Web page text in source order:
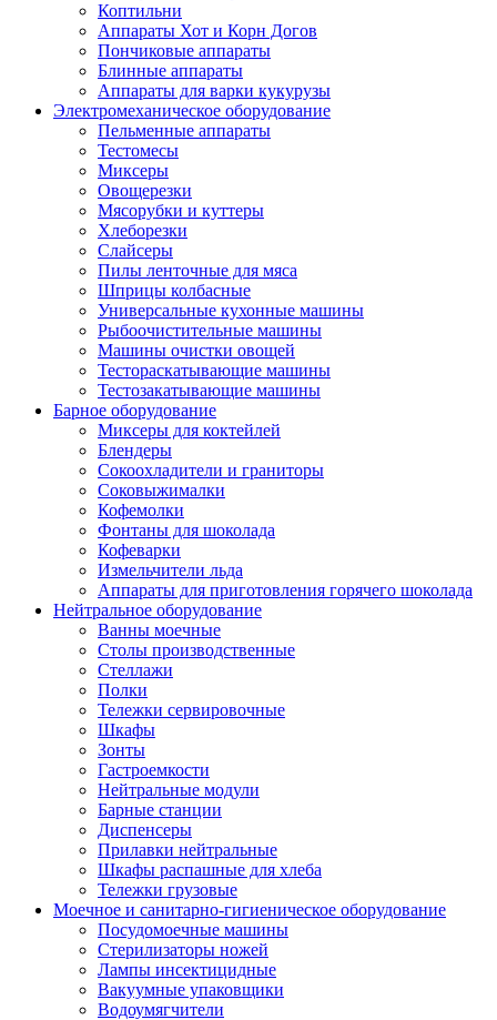
Коптильни
Аппараты Хот и Корн Догов
Пончиковые аппараты
Блинные аппараты
Аппараты для варки кукурузы
Электромеханическое оборудование
Пельменные аппараты
Тестомесы
Миксеры
Овощерезки
Мясорубки и куттеры
Хлеборезки
Слайсеры
Пилы ленточные для мяса
Шприцы колбасные
Универсальные кухонные машины
Рыбоочистительные машины
Машины очистки овощей
Тестораскатывающие машины
Тестозакатывающие машины
Барное оборудование
Миксеры для коктейлей
Блендеры
Сокоохладители и граниторы
Соковыжималки
Кофемолки
Фонтаны для шоколада
Кофеварки
Измельчители льда
Аппараты для приготовления горячего шоколада
Нейтральное оборудование
Ванны моечные
Столы производственные
Стеллажи
Полки
Тележки сервировочные
Шкафы
Зонты
Гастроемкости
Нейтральные модули
Барные станции
Диспенсеры
Прилавки нейтральные
Шкафы распашные для хлеба
Тележки грузовые
Моечное и санитарно-гигиеническое оборудование
Посудомоечные машины
Стерилизаторы ножей
Лампы инсектицидные
Вакуумные упаковщики
Водоумягчители